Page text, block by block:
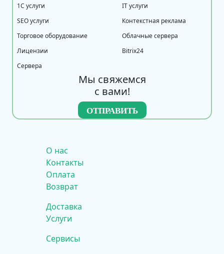
1С услуги
IT услуги
SEO услуги
Контекстная реклама
Торговое оборудование
Облачные сервера
Лицензии
Bitrix24
Сервера
Мы свяжемся
с вами!
О нас
Контакты
Оплата
Возврат
Доставка
Услуги
Сервисы